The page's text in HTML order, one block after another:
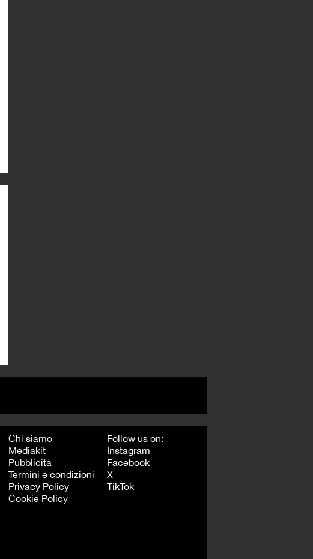
Chi siamo
Mediakit
Pubblicità
Termini e condizioni
Privacy Policy
Cookie Policy
Follow us on:
Instagram
Facebook
X
TikTok